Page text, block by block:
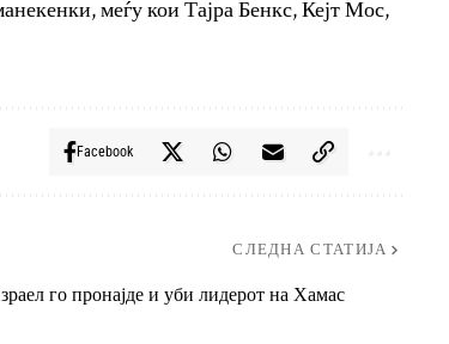
меѓу кои Тајра Бенкс, Кејт Мос,
Facebook
СЛЕДНА СТАТИЈА
го пронајде и уби лидерот на Хамас